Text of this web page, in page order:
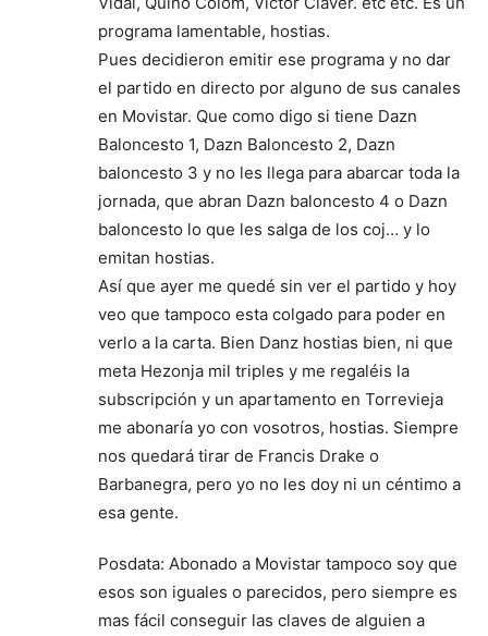
programa lamentable, hostias.
Pues decidieron emitir ese programa y no dar
el partido en directo por alguno de sus canales
en Movistar. Que como digo si tiene Dazn
Baloncesto 1, Dazn Baloncesto 2, Dazn
baloncesto 3 y no les llega para abarcar toda la
jornada, que abran Dazn baloncesto 4 o Dazn
baloncesto lo que les salga de los coj… y lo
emitan hostias.
Así que ayer me quedé sin ver el partido y hoy
veo que tampoco esta colgado para poder en
verlo a la carta. Bien Danz hostias bien, ni que
meta Hezonja mil triples y me regaléis la
subscripción y un apartamento en Torrevieja
me abonaría yo con vosotros, hostias. Siempre
nos quedará tirar de Francis Drake o
Barbanegra, pero yo no les doy ni un céntimo a
esa gente.
Posdata: Abonado a Movistar tampoco soy que
esos son iguales o parecidos, pero siempre es
mas fácil conseguir las claves de alguien a